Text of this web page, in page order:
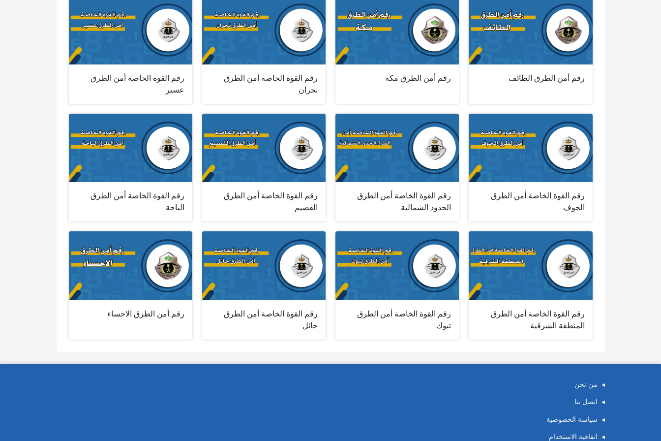
رقم أمن الطرق الطائف رقم أمن الطرق مكة
رقم القوة الخاصة أمن الطرق
نجران
رقم القوة الخاصة أمن الطرق
عسير
رقم القوة الخاصة أمن الطرق
الجوف
رقم القوة الخاصة أمن الطرق
الحدود الشمالية
رقم القوة الخاصة أمن الطرق
القصيم
رقم القوة الخاصة أمن الطرق
الباحة
رقم القوة الخاصة أمن الطرق
المنطقة الشرقية
رقم القوة الخاصة أمن الطرق
تبوك
رقم القوة الخاصة أمن الطرق
حائل
رقم أمن الطرق الاحساء
من نحن
اتصل بنا
سياسة الخصوصية
اتفاقية الاستخدام